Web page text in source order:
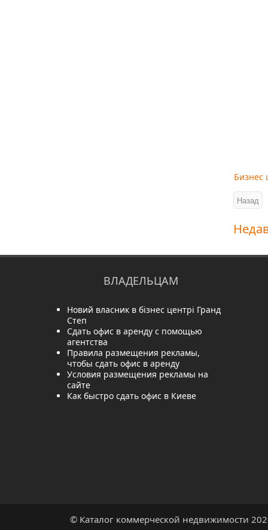
Бизнес
ВЛАДЕЛЬЦАМ
Новий власник в бізнес центрі Гранд
Степ
Сдать офис в аренду с помощью
агентства
Правила размещения рекламы,
чтобы сдать офис в аренду
Условия размещения рекламы на
сайте
Как быстро сдать офис в Киеве
© Каталог коммерческой недвижимости